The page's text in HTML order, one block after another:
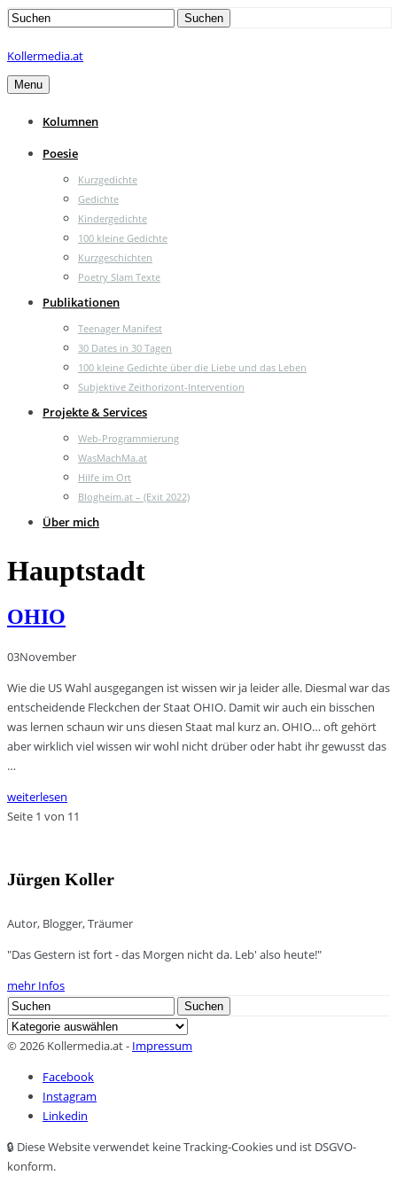
Search
Suchen
Kollermedia.at
Menu
Kolumnen
Poesie
Kurzgedichte
Gedichte
Kindergedichte
100 kleine Gedichte
Kurzgeschichten
Poetry Slam Texte
Publikationen
Teenager Manifest
30 Dates in 30 Tagen
100 kleine Gedichte über die Liebe und das Leben
Subjektive Zeithorizont-Intervention
Projekte & Services
Web-Programmierung
WasMachMa.at
Hilfe im Ort
Blogheim.at – (Exit 2022)
Über mich
Hauptstadt
OHIO
03November
Wie die US Wahl ausgegangen ist wissen wir ja leider alle. Diesmal war das
entscheidende Fleckchen der Staat OHIO. Damit wir auch ein bisschen
was lernen schaun wir uns diesen Staat mal kurz an. OHIO… oft gehört
aber wirklich viel wissen wir wohl nicht drüber oder habt ihr gewusst das
…
weiterlesen
Seite 1 von 11
Jürgen Koller
Autor, Blogger, Träumer
"Das Gestern ist fort - das Morgen nicht da. Leb' also heute!"
mehr Infos
Search
for:
Suchen
Kategorien
© 2026 Kollermedia.at - Impressum
Facebook
Instagram
Linkedin
🔒 Diese Website verwendet keine Tracking-Cookies und ist DSGVO-
konform.